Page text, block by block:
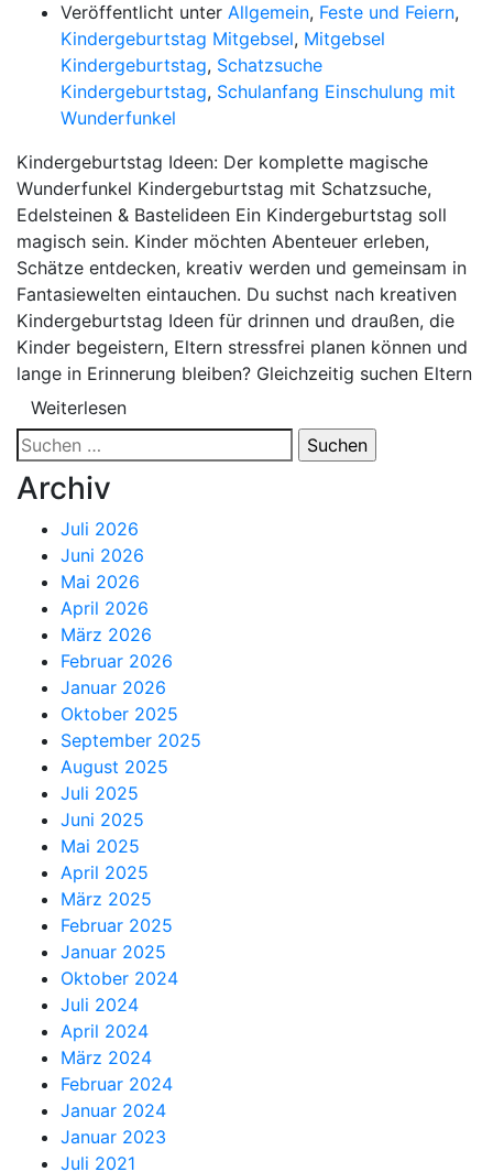
Veröffentlicht unter Allgemein, Feste und Feiern,
Kindergeburtstag Mitgebsel, Mitgebsel
Kindergeburtstag, Schatzsuche
Kindergeburtstag, Schulanfang Einschulung mit
Wunderfunkel
Kindergeburtstag Ideen: Der komplette magische
Wunderfunkel Kindergeburtstag mit Schatzsuche,
Edelsteinen & Bastelideen Ein Kindergeburtstag soll
magisch sein. Kinder möchten Abenteuer erleben,
Schätze entdecken, kreativ werden und gemeinsam in
Fantasiewelten eintauchen. Du suchst nach kreativen
Kindergeburtstag Ideen für drinnen und draußen, die
Kinder begeistern, Eltern stressfrei planen können und
lange in Erinnerung bleiben? Gleichzeitig suchen Eltern
Weiterlesen
Suchen
nach:
Archiv
Juli 2026
Juni 2026
Mai 2026
April 2026
März 2026
Februar 2026
Januar 2026
Oktober 2025
September 2025
August 2025
Juli 2025
Juni 2025
Mai 2025
April 2025
März 2025
Februar 2025
Januar 2025
Oktober 2024
Juli 2024
April 2024
März 2024
Februar 2024
Januar 2024
Januar 2023
Juli 2021